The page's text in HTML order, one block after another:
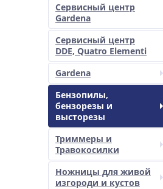
Сервисный центр
Gardena
Сервисный центр
DDE, Quatro Elementi
Gardena
Бензопилы,
бензорезы и
высторезы
Триммеры и
Травокосилки
Ножницы для живой
изгороди и кустов